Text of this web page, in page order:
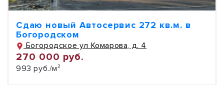
Сдаю новый Автосервис 272 кв.м. в
Богородском
Богородское ул Комарова, д. 4
270 000 руб.
993 руб./м²